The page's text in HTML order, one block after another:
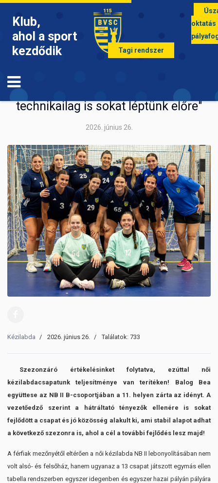
Klub,
ahol a sport
kezdődik
Tagi rendszer
oktatás
Balog Bea: "Taktikailag és
technikailag is sokat léptünk előre"
2026. június 26.
Kézilabda 2026. június 26. Találatok: 733
Szezonzáró értékelésinket folytatva, ezúttal női
kézilabdacsapatunk teljesítménye van terítéken! Balog Bea
együttese az NB II B-csoportjában a 11. helyen zárta az idényt. A
vezetőedző szerint a hátráltató tényezők ellenére is sokat
fejlődött a csapat és jó közösség alakult ki, ami stabil alapot adhat
a következő szezonra is, ahol a cél a további fejlődés lesz majd!
A férfiak mezőnyétől eltérően a női kézilabda NB II lebonyolításában nem
volt alsó- és felsőház, hanem ugyanaz a 13 csapat játszott egymás ellen
tabella rendszerben egyszer idegenben és egyszer hazai pályán pályára